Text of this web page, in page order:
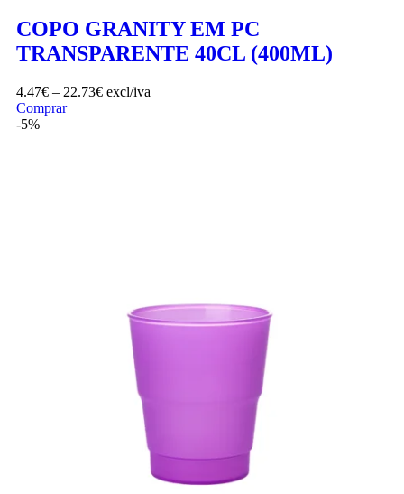
COPO GRANITY EM PC
TRANSPARENTE 40CL (400ML)
4.47€ – 22.73€ excl/iva
Comprar
-5%